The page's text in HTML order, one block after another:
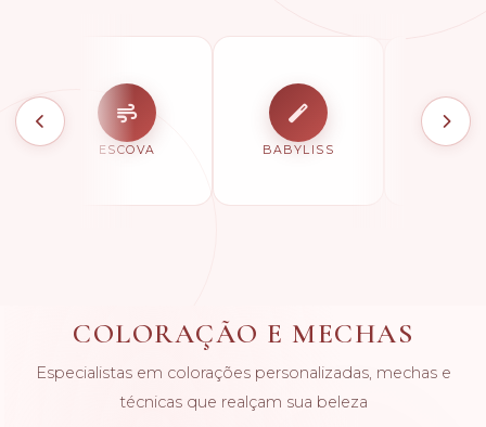
ESCOVA BABYLISS
COLORAÇÃO E MECHAS
Especialistas em colorações personalizadas, mechas e
técnicas que realçam sua beleza